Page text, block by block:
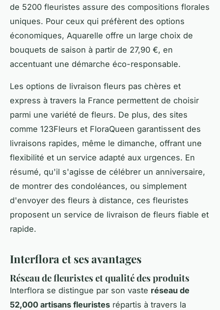
de 5200 fleuristes assure des compositions florales
uniques. Pour ceux qui préfèrent des options
économiques, Aquarelle offre un large choix de
bouquets de saison à partir de 27,90 €, en
accentuant une démarche éco-responsable.
Les options de livraison fleurs pas chères et
express à travers la France permettent de choisir
parmi une variété de fleurs. De plus, des sites
comme 123Fleurs et FloraQueen garantissent des
livraisons rapides, même le dimanche, offrant une
flexibilité et un service adapté aux urgences. En
résumé, qu'il s'agisse de célébrer un anniversaire,
de montrer des condoléances, ou simplement
d'envoyer des fleurs à distance, ces fleuristes
proposent un service de livraison de fleurs fiable et
rapide.
Interflora et ses avantages
Réseau de fleuristes et qualité des produits
Interflora se distingue par son vaste réseau de
52,000 artisans fleuristes répartis à travers la